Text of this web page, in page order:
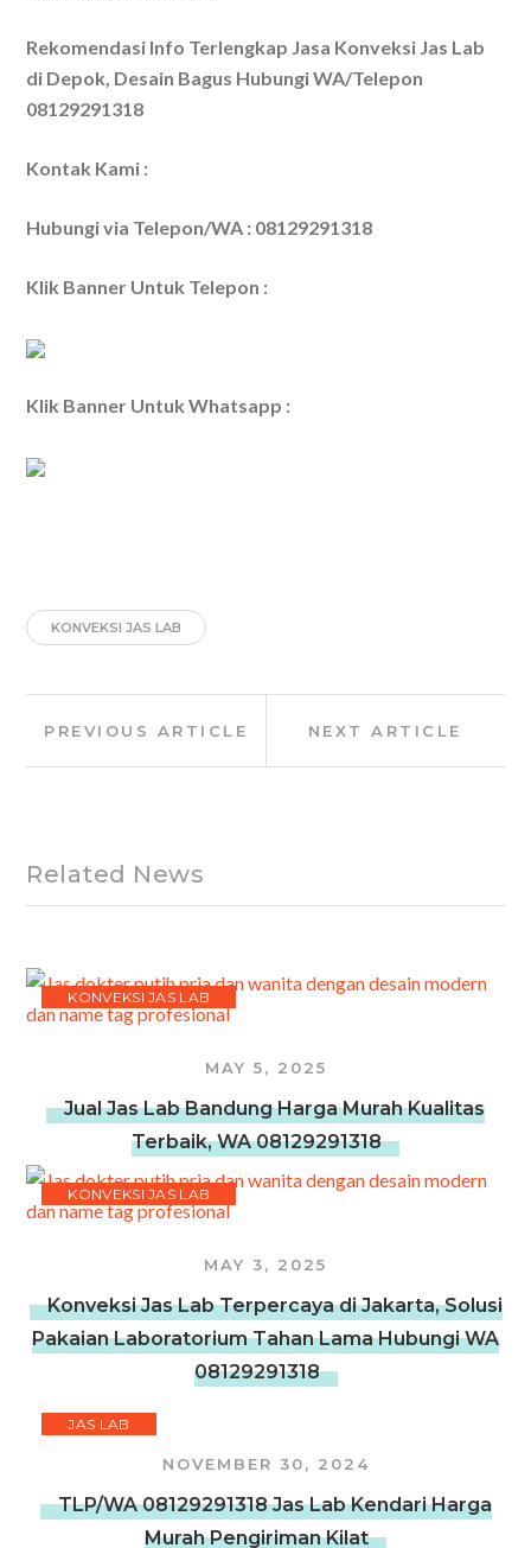
Rekomendasi Info Terlengkap Jasa Konveksi Jas Lab
di Depok, Desain Bagus Hubungi WA/Telepon
08129291318
Kontak Kami :
Hubungi via Telepon/WA : 08129291318
Klik Banner Untuk Telepon :
Klik Banner Untuk Whatsapp :
KONVEKSI JAS LAB
navigation
PREVIOUS ARTICLE NEXT ARTICLE
Related News
KONVEKSI JAS LAB
MAY 5, 2025
Jual Jas Lab Bandung Harga Murah Kualitas
Terbaik, WA 08129291318
KONVEKSI JAS LAB
MAY 3, 2025
Konveksi Jas Lab Terpercaya di Jakarta, Solusi
Pakaian Laboratorium Tahan Lama Hubungi WA
08129291318
JAS LAB
NOVEMBER 30, 2024
TLP/WA 08129291318 Jas Lab Kendari Harga
Murah Pengiriman Kilat